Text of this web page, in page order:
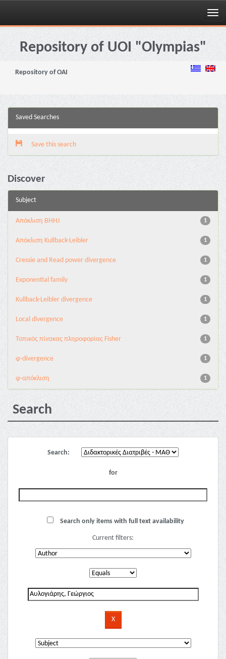
Skip
navigationRepository of UOI "Olympias"
Repository of OAI
Saved Searches
Save this search
Discover
Subject
1
Aπόκλιση BHHJ
1
Aπόκλιση Kullback-Leibler
1
Cressie and Read power divergence
1
Exponential family
1
Kullback-Leibler divergence
1
Local divergence
1
Τοπικός πίνακας πληροφορίας Fisher
1
φ-divergence
1
φ-απόκλιση
Search
Search:
for
Search only items with full text availability
Current filters: